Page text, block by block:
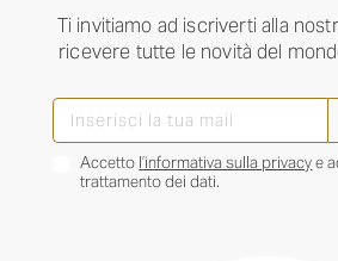
Ti invitiamo ad iscriverti alla
ricevere tutte le novità del
Accetto l’informativa sulla privacye
trattamento dei dati.